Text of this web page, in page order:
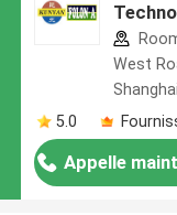
West
5.0
Appelle